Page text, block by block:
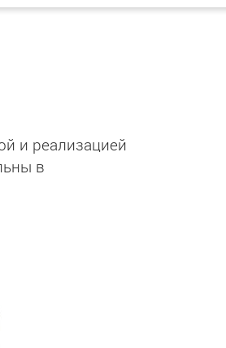
и реализацией
в